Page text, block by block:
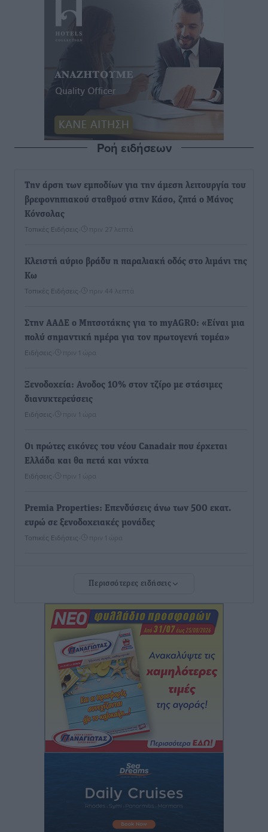
Ροή ειδήσεων
Την άρση των εμποδίων για την άμεση λειτουργία του
βρεφονηπιακού σταθμού στην Κάσο, ζητά ο Μάνος
Κόνσολας
Τοπικές Ειδήσεις πριν 27 λεπτά
Κλειστή αύριο βράδυ η παραλιακή οδός στο λιμάνι της
Κω
Τοπικές Ειδήσεις πριν 44 λεπτά
Στην ΑΑΔΕ ο Μητσοτάκης για το myAGRO: «Είναι μια
πολύ σημαντική ημέρα για τον πρωτογενή τομέα»
Ειδήσεις πριν 1 ώρα
Ξενοδοχεία: Ανοδος 10% στον τζίρο με στάσιμες
διανυκτερεύσεις
Ειδήσεις πριν 1 ώρα
Οι πρώτες εικόνες του νέου Canadair που έρχεται
Ελλάδα και θα πετά και νύχτα
Ειδήσεις πριν 1 ώρα
Premia Properties: Επενδύσεις άνω των 500 εκατ.
ευρώ σε ξενοδοχειακές μονάδες
Τοπικές Ειδήσεις πριν 1 ώρα
διακόψουν το κάπνισμα
Έκτακτο επίδομα παιδιού: Έως 10 Αυγούστου η
προθεσμία για ΑΦΜ – Ποιοι πάνε ταμείο
πριν 2 ώρες
ASTYBUS: 27.642 διαδρομές στην Αστυπάλαια – Το
«έξυπνο» μοντέλο μετακίνησης που έγινε μέρος της
καθημερινότητας
Τοπικές Ειδήσεις• πριν 2 ώρες
Ερώτηση Μπελέρη σε Κομισιόν για τη δημιουργία
Φυσικών Καταστροφών»
Περισσότερες ειδήσεις